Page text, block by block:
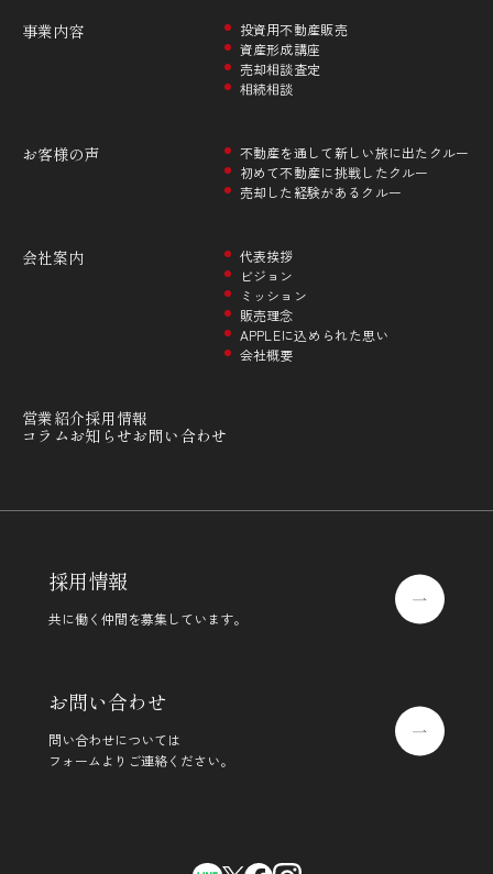
事業内容
投資用不動産販売
資産形成講座
売却相談査定
相続相談
お客様の声
不動産を通して新しい旅に出たクルー
初めて不動産に挑戦したクルー
売却した経験があるクルー
会社案内
代表挨拶
ビジョン
ミッション
販売理念
APPLEに込められた思い
会社概要
営業紹介採用情報
コラムお知らせお問い合わせ
採用情報
共に働く仲間を募集しています。
お問い合わせ
問い合わせについては
フォームよりご連絡ください。